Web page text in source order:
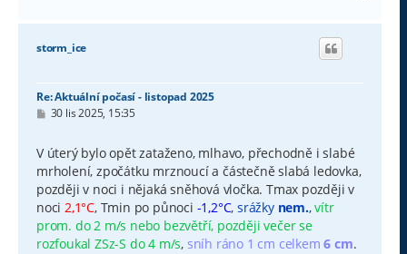
h
storm_ice
Re: Aktuální počasí - listopad 2025
P
s
p
ě
v
k
30 lis 2025, 15:35
V úterý bylo opět zataženo, mlhavo, přechodně i slabé
mrholení, zpočátku mrznoucí a částečně slabá ledovka,
později v noci i nějaká sněhová vločka. Tmax později v
noci 2,1°C, Tmin po půnoci -1,2°C,srážky nem.,vítr
prom. do 2 m/s nebo bezvětří, později večer se
rozfoukal ZSz-S do 4 m/s, sníh ráno 1 cm celkem6 cm.